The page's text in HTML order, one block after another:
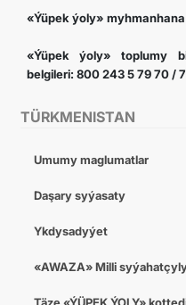
TÜRKMENISTAN
Umumy maglumatlar
Daşary syýasaty
Ykdysadyýet
«AWAZA» Milli
«Ýüpek ýoly»
«Ýüpek ýoly» toplumy
belgileri: 800 243 5 79 70 /